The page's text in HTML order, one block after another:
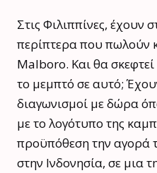
Στις Φιλιππίνες, έχουν
περίπτερα που πωλούν
Malboro. Και θα
το μεμπτό σε αυτό;
διαγωνισμοί με δώρα
με το λογότυπο της
προϋπόθεση την αγορά
στην Ινδονησία, σε μια